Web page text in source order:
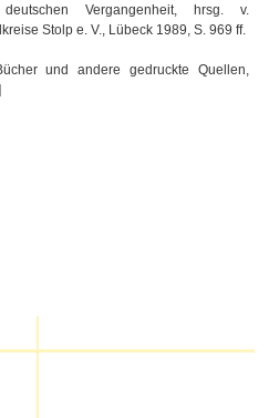
Vergangenheit, hrsg. v.
Stolp e. V., Lübeck 1989, S. 969 ff.
und andere gedruckte Quellen,